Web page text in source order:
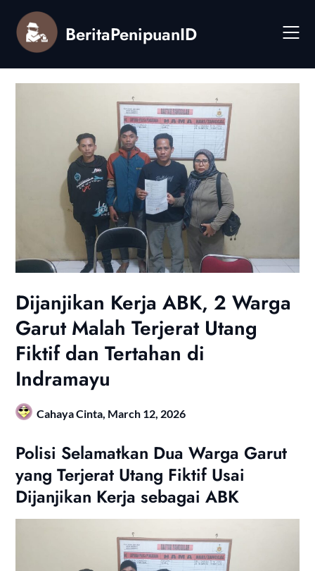
content
BeritaPenipuanID
Dijanjikan Kerja ABK, 2 Warga
Garut Malah Terjerat Utang
Fiktif dan Tertahan di
Indramayu
Cahaya Cinta, March 12, 2026
Polisi Selamatkan Dua Warga Garut
yang Terjerat Utang Fiktif Usai
Dijanjikan Kerja sebagai ABK